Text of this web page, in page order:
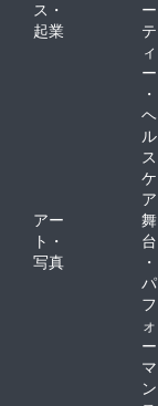
ス・
起業
ー
テ
ィ
ー
・
ヘ
ル
ス
ケ
ア
アー
ト・
写真
舞
台
・
パ
フ
ォ
ー
マ
ン